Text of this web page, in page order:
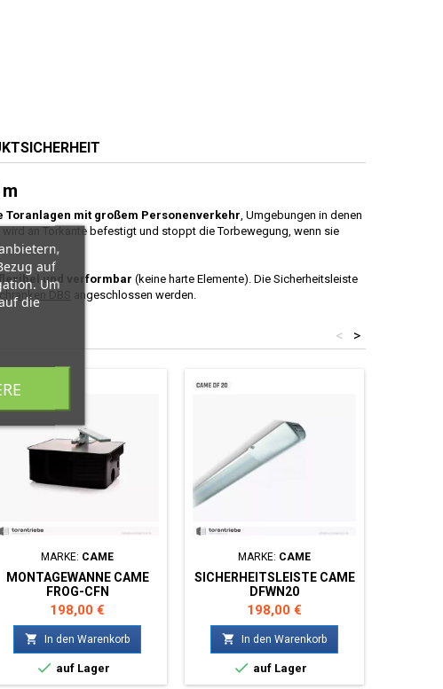
Toranlagen mit großem Personenverkehr, Umgebungen in denen
an Torkante befestigt und stoppt die Torbewegung, wenn sie
und verformbar (keine harte Elemente). Die Sicherheitsleiste
DBS angeschlossen werden.
>
<
MARKE: CAME
MONTAGEWANNE CAME
FROG-CFN
Preis
198,00 €
 In den Warenkorb
 auf Lager
MARKE: CAME
SICHERHEITSLEISTE CAME
DFWN20
Preis
198,00 €
 In den Warenkorb
 auf Lager
auf
Um
die